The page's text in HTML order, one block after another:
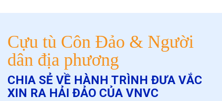
Cựu tù Côn Đảo & Người
dân địa phương
CHIA SẺ VỀ HÀNH TRÌNH ĐƯA VẮC
XIN RA HẢI ĐẢO CỦA VNVC